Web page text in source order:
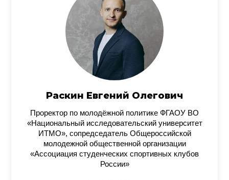
Раскин Евгений Олегович
Проректор по молодёжной политике ФГАОУ ВО
«Национальный исследовательский университет
ИТМО», сопредседатель Общероссийской
молодежной общественной организации
«Ассоциация студенческих спортивных клубов
России»